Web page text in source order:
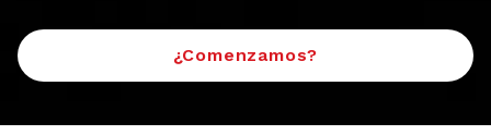
¿Comenzamos?